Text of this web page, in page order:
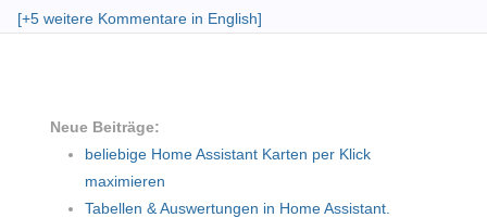
[+5 weitere Kommentare in English]
Neue Beiträge:
beliebige Home Assistant Karten per Klick
maximieren
Tabellen & Auswertungen in Home Assistant.